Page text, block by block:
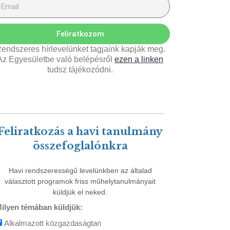
Feliratkozom
hírlevelünket tagjaink kapják meg.
Egyesületbe való belépésről ezen a linken
tudsz tájékozódni.
a havi tanulmány
összefoglalónkra
Havi rendszerességű levelünkben az általad
választott programok friss műhelytanulmányait
küldjük el neked.
témában küldjük:
Alkalmazott közgazdaságtan